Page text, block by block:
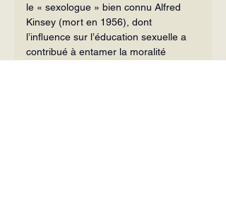
le « sexologue » bien connu Alfred
Kinsey (mort en 1956), dont
l’influence sur l’éducation sexuelle a
contribué à entamer la moralité